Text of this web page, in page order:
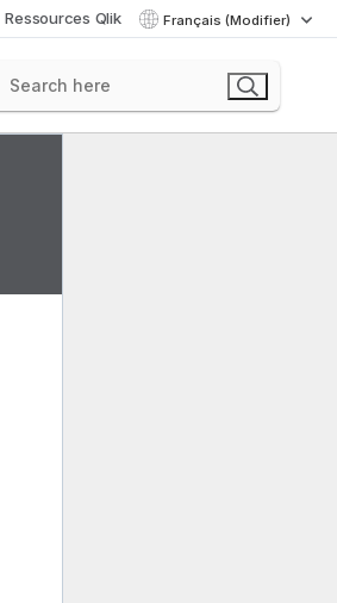
Ressources Qlik Français (Modifier)